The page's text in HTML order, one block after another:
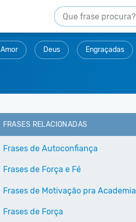
Amor Deus Engraçadas
FRASES RELACIONADAS
Frases de Autoconfiança
Frases de Força e Fé
Frases de Motivação pra Academia
Frases de Força